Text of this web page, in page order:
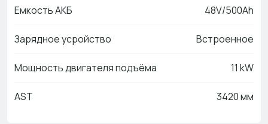
Емкость АКБ 48V/500Ah
Зарядное усройство Встроенное
Мощность двигателя подъёма 11 kW
AST 3420 мм